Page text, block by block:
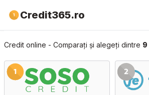
Credit365.ro
Credit online - Comparați și alegeți dintre 9